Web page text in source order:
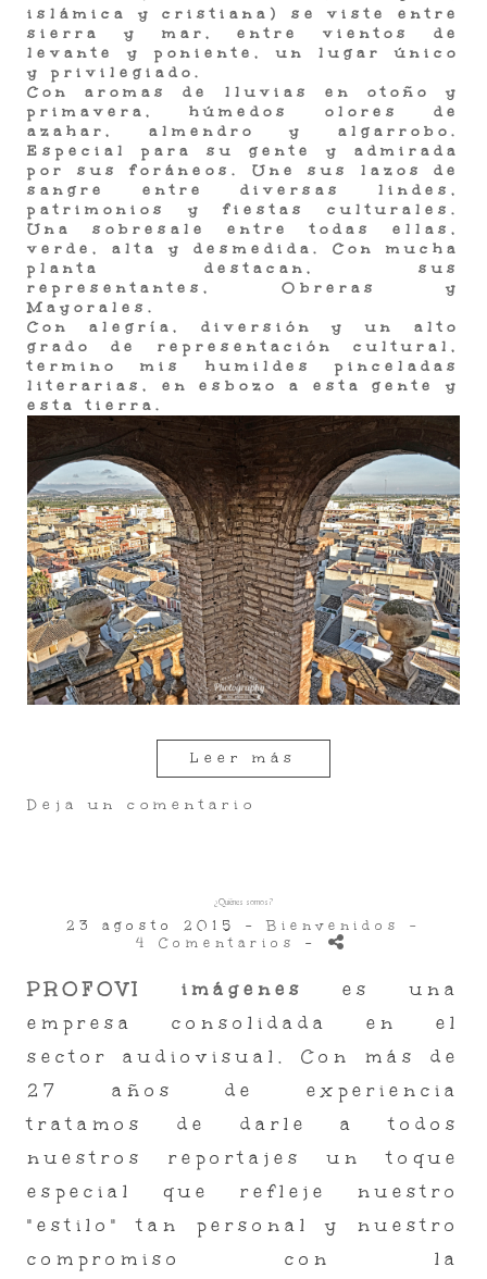
islámica y cristiana) se viste entre
sierra y mar, entre vientos de
levante y poniente, un lugar único
y privilegiado.
Con aromas de lluvias en otoño y
primavera, húmedos olores de
azahar, almendro y algarrobo.
Especial para su gente y admirada
por sus foráneos. Une sus lazos de
sangre entre diversas lindes,
patrimonios y fiestas culturales.
Una sobresale entre todas ellas,
verde, alta y desmedida. Con mucha
planta destacan, sus
representantes, Obreras y
Mayorales.
Con alegría, diversión y un alto
grado de representación cultural,
termino mis humildes pinceladas
literarias, en esbozo a esta gente y
esta tierra.
Leer más
Deja un comentario
¿Quiénes somos?
23 agosto 2015 -Bienvenidos
-
4 Comentarios -
PROFOVI imágenes
es una
empresa consolidada en el
sector audiovisual. Con más de
27 años de experiencia
tratamos de darle a todos
nuestros reportajes un toque
especial que refleje nuestro
"estilo" tan personal y nuestro
compromiso con la